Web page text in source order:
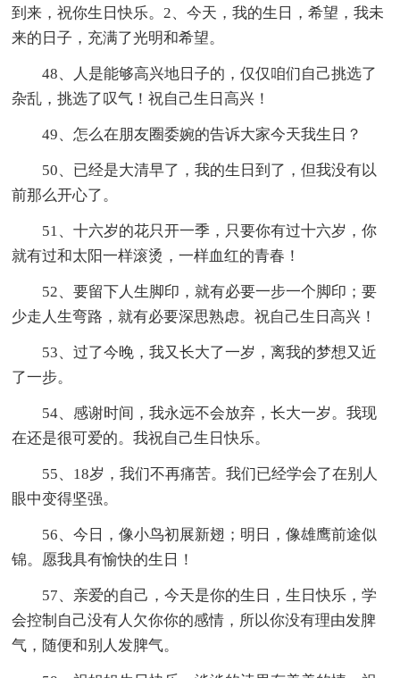
到来，祝你生日快乐。2、今天，我的生日，希望，我未
来的日子，充满了光明和希望。
48、人是能够高兴地日子的，仅仅咱们自己挑选了
杂乱，挑选了叹气！祝自己生日高兴！
49、怎么在朋友圈委婉的告诉大家今天我生日？
50、已经是大清早了，我的生日到了，但我没有以
前那么开心了。
51、十六岁的花只开一季，只要你有过十六岁，你
就有过和太阳一样滚烫，一样血红的青春！
52、要留下人生脚印，就有必要一步一个脚印；要
少走人生弯路，就有必要深思熟虑。祝自己生日高兴！
53、过了今晚，我又长大了一岁，离我的梦想又近
了一步。
54、感谢时间，我永远不会放弃，长大一岁。我现
在还是很可爱的。我祝自己生日快乐。
55、18岁，我们不再痛苦。我们已经学会了在别人
眼中变得坚强。
56、今日，像小鸟初展新翅；明日，像雄鹰前途似
锦。愿我具有愉快的生日！
57、亲爱的自己，今天是你的生日，生日快乐，学
会控制自己没有人欠你你的感情，所以你没有理由发脾
气，随便和别人发脾气。